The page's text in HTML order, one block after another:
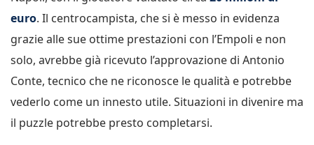
euro. Il centrocampista, che si è messo in evidenza
grazie alle sue ottime prestazioni con l’Empoli e non
solo, avrebbe già ricevuto l’approvazione di Antonio
Conte, tecnico che ne riconosce le qualità e potrebbe
vederlo come un innesto utile. Situazioni in divenire ma
il puzzle potrebbe presto completarsi.